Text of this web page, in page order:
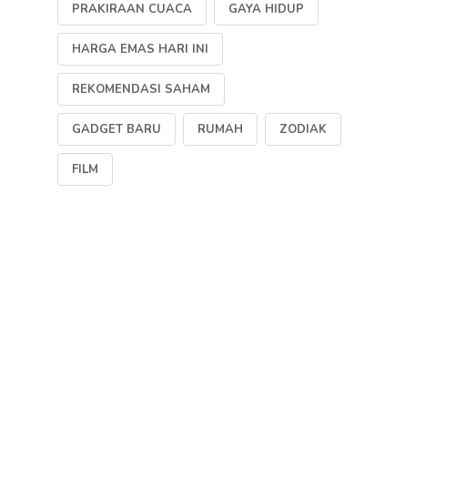
PRAKIRAAN CUACA GAYA HIDUP
HARGA EMAS HARI INI
REKOMENDASI SAHAM
GADGET BARU RUMAH ZODIAK
FILM